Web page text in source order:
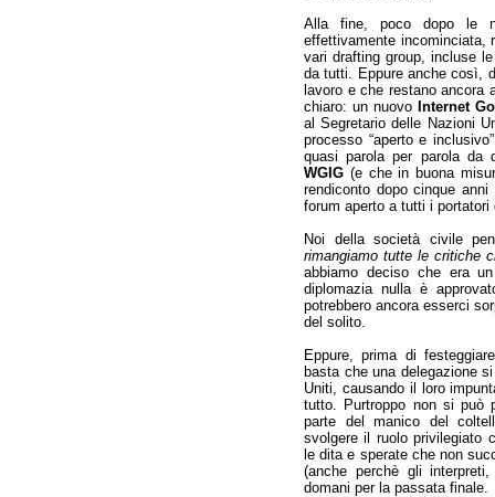
Alla fine, poco dopo le
effettivamente incominciata,
vari drafting group, incluse
da tutti. Eppure anche così,
lavoro e che restano ancora
chiaro: un nuovo Internet
al Segretario delle Nazioni
processo “aperto e
quasi parola per parola da
WGIG (e che in buona
rendiconto dopo cinque
forum aperto a tutti i portatori
Noi della società civile
rimangiamo tutte le critiche
abbiamo deciso che era
diplomazia nulla è
potrebbero ancora esserci
del solito.
Eppure, prima di
basta che una delegazione
Uniti, causando il loro
tutto. Purtroppo non si può
parte del manico del
svolgere il ruolo privilegiato
le dita e sperate che non
(anche perchè gli
domani per la passata finale.